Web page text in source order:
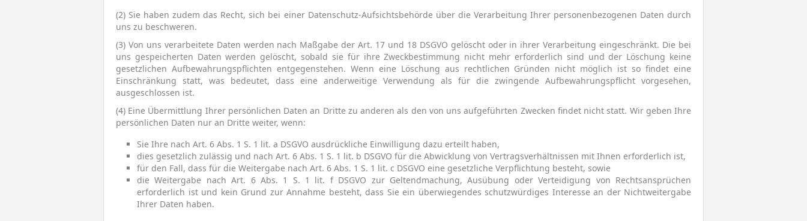
(2) Sie haben zudem das Recht, sich bei einer Datenschutz-Aufsichtsbehörde über die Verarbeitung Ihrer personenbezogenen Daten durch
uns zu beschweren.
(3) Von uns verarbeitete Daten werden nach Maßgabe der Art. 17 und 18 DSGVO gelöscht oder in ihrer Verarbeitung eingeschränkt. Die bei
uns gespeicherten Daten werden gelöscht, sobald sie für ihre Zweckbestimmung nicht mehr erforderlich sind und der Löschung keine
gesetzlichen Aufbewahrungspflichten entgegenstehen. Wenn eine Löschung aus rechtlichen Gründen nicht möglich ist so findet eine
Einschränkung statt, was bedeutet, dass eine anderweitige Verwendung als für die zwingende Aufbewahrungspflicht vorgesehen,
ausgeschlossen ist.
(4) Eine Übermittlung Ihrer persönlichen Daten an Dritte zu anderen als den von uns aufgeführten Zwecken findet nicht statt. Wir geben Ihre
persönlichen Daten nur an Dritte weiter, wenn:
Sie Ihre nach Art. 6 Abs. 1 S. 1 lit. a DSGVO ausdrückliche Einwilligung dazu erteilt haben,
dies gesetzlich zulässig und nach Art. 6 Abs. 1 S. 1 lit. b DSGVO für die Abwicklung von Vertragsverhältnissen mit Ihnen erforderlich ist,
für den Fall, dass für die Weitergabe nach Art. 6 Abs. 1 S. 1 lit. c DSGVO eine gesetzliche Verpflichtung besteht, sowie
die Weitergabe nach Art. 6 Abs. 1 S. 1 lit. f DSGVO zur Geltendmachung, Ausübung oder Verteidigung von Rechtsansprüchen
erforderlich ist und kein Grund zur Annahme besteht, dass Sie ein überwiegendes schutzwürdiges Interesse an der Nichtweitergabe
Ihrer Daten haben.